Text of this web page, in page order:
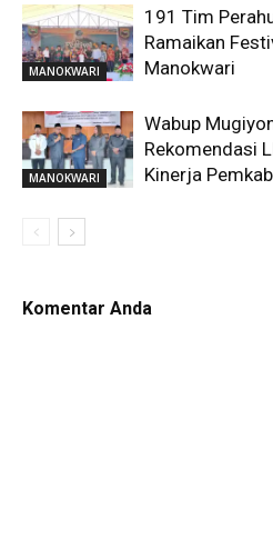
MANOKWARI
191 Tim
Ramaikan
Manokwari
MANOKWARI
Wabup
Rekomendasi
Kinerja
Komentar Anda